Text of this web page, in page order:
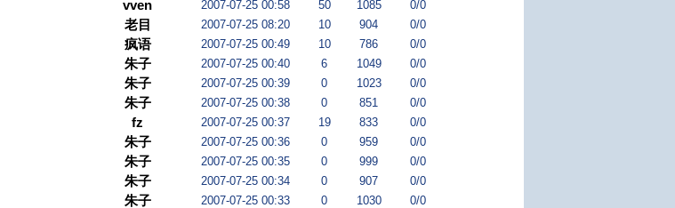
vven 2007-07-25 00:58 50 1085 0/0
老目 2007-07-25 08:20 10 904 0/0
疯语 2007-07-25 00:49 10 786 0/0
朱子 2007-07-25 00:40 6 1049 0/0
朱子 2007-07-25 00:39 0 1023 0/0
朱子 2007-07-25 00:38 0 851 0/0
fz 2007-07-25 00:37 19 833 0/0
朱子 2007-07-25 00:36 0 959 0/0
朱子 2007-07-25 00:35 0 999 0/0
朱子 2007-07-25 00:34 0 907 0/0
朱子 2007-07-25 00:33 0 1030 0/0